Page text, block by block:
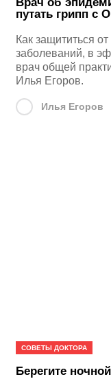
путать грипп с
Как защититься
заболеваний, в
врач общей
Илья Егоров.
Илья Егоров
СОВЕТЫ ДОКТОРА
Берегите